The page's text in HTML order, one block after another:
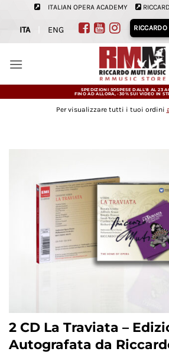
contenuti
ITALIAN OPERA ACADEMY
ITA ENG
SPEDIZIONI SOSPESE DALL'8 AL 23
FINO AD ALLORA, -30% SUI VIDEO IN
Per visualizzare tutti i tuoi ordini
2 CD La Traviata –
Autografata da